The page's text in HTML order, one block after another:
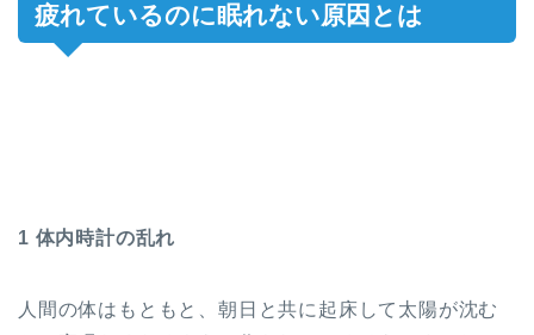
疲れているのに眠れない原因とは
1 体内時計の乱れ
人間の体はもともと、朝日と共に起床して太陽が沈む